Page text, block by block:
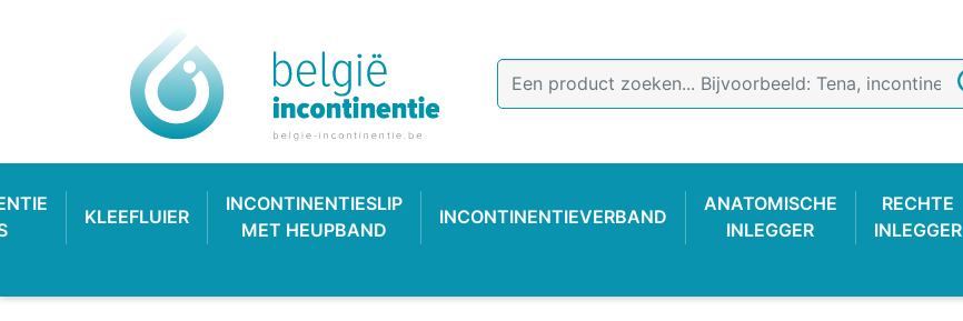
KLEEFLUIER
INCONTINENTIESLIP
MET HEUPBAND
INCONTINENTIEVERBAND
ANATOMISCHE
INLEGGER
RECHTE
INLEGGER